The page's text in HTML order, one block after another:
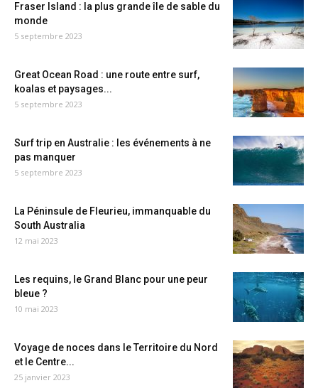
Fraser Island : la plus grande île de sable du
monde
5 septembre 2023
Great Ocean Road : une route entre surf,
koalas et paysages...
5 septembre 2023
Surf trip en Australie : les événements à ne
pas manquer
5 septembre 2023
La Péninsule de Fleurieu, immanquable du
South Australia
12 mai 2023
Les requins, le Grand Blanc pour une peur
bleue ?
10 mai 2023
Voyage de noces dans le Territoire du Nord
et le Centre...
25 janvier 2023